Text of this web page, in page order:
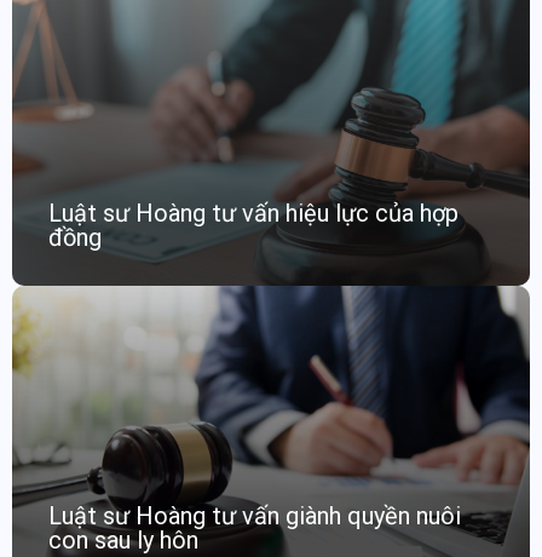
Luật sư Hoàng tư vấn hiệu lực của hợp
đồng
Luật sư Hoàng tư vấn giành quyền nuôi
con sau ly hôn